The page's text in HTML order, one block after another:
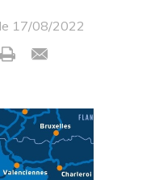
17/08/2022